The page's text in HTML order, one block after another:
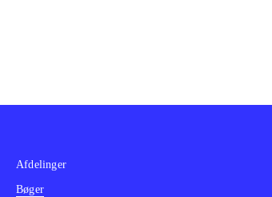
Afdelinger
Bøger